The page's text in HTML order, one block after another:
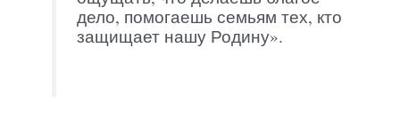
дело, помогаешь семьям тех, кто
защищает нашу Родину».